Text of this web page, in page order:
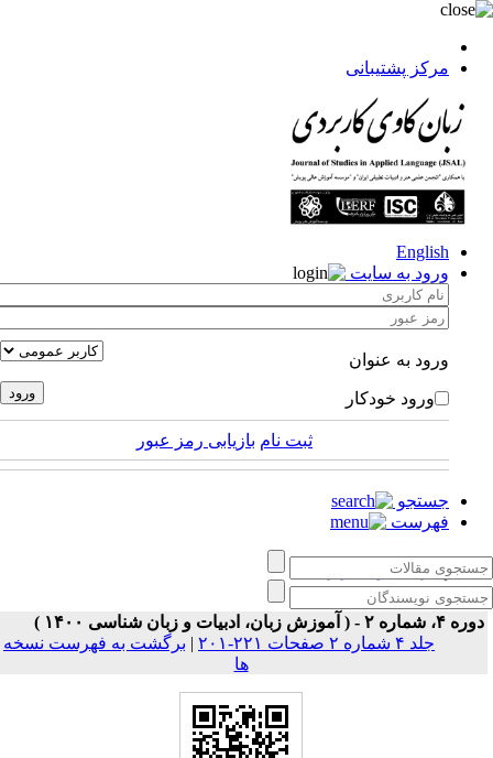
مرکز پشتیبانی
English
ورود به سایت
ورود به عنوان
ورود خودکار
ثبت نام بازیابی رمز عبور
جستجو
فهرست
زبان‌ کاوی کاربردی
شماره ۲ - ( آموزش زبان، ادبیات و زبان شناسی ۱۴۰۰ )
جلد ۴ شماره ۲ صفحات ۲۲۱-۲۰۱
| برگشت به فهرست نسخه
ها